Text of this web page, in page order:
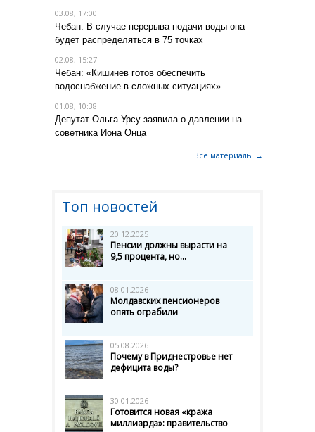
03.08, 17:00
Чебан: В случае перерыва подачи воды она
будет распределяться в 75 точках
02.08, 15:27
Чебан: «Кишинев готов обеспечить
водоснабжение в сложных ситуациях»
01.08, 10:38
Депутат Ольга Урсу заявила о давлении на
советника Иона Онца
Все материалы →
Топ новостей
20.12.2025
Пенсии должны вырасти на
9,5 процента, но...
08.01.2026
Молдавских пенсионеров
опять ограбили
05.08.2026
Почему в Приднестровье нет
дефицита воды?
30.01.2026
Готовится новая «кража
миллиарда»: правительство